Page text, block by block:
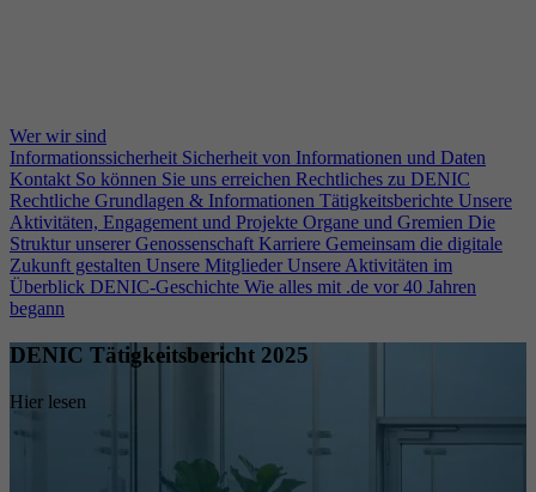
Wer wir sind
Informationssicherheit Sicherheit von Informationen und Daten
Kontakt So können Sie uns erreichen Rechtliches zu DENIC
Rechtliche Grundlagen & Informationen Tätigkeitsberichte Unsere
Aktivitäten, Engagement und Projekte Organe und Gremien Die
Struktur unserer Genossenschaft Karriere Gemeinsam die digitale
Zukunft gestalten Unsere Mitglieder Unsere Aktivitäten im
Überblick DENIC-Geschichte Wie alles mit .de vor 40 Jahren
begann
DENIC Tätigkeitsbericht 2025
Hier lesen